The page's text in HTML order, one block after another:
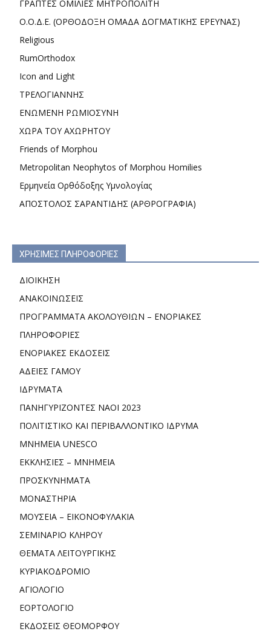
ΓΡΑΠΤΕΣ ΟΜΙΛΙΕΣ ΜΗΤΡΟΠΟΛΙΤΗ
Ο.Ο.Δ.Ε. (ΟΡΘΟΔΟΞΗ ΟΜΑΔΑ ΔΟΓΜΑΤΙΚΗΣ ΕΡΕΥΝΑΣ)
Religious
RumOrthodox
Icon and Light
ΤΡΕΛΟΓΙΑΝΝΗΣ
ΕΝΩΜΕΝΗ ΡΩΜΙΟΣΥΝΗ
ΧΩΡΑ ΤΟΥ ΑΧΩΡΗΤΟΥ
Friends of Morphou
Metropolitan Neophytos of Morphou Homilies
Ερμηνεία Ορθόδοξης Υμνολογίας
ΑΠΟΣΤΟΛΟΣ ΣΑΡΑΝΤΙΔΗΣ (ΑΡΘΡΟΓΡΑΦΙΑ)
ΧΡΗΣΙΜΕΣ ΠΛΗΡΟΦΟΡΙΕΣ
ΔΙΟΙΚΗΣΗ
ΑΝΑΚΟΙΝΩΣΕΙΣ
ΠΡΟΓΡΑΜΜΑΤΑ ΑΚΟΛΟΥΘΙΩΝ – ΕΝΟΡΙΑΚΕΣ
ΠΛΗΡΟΦΟΡΙΕΣ
ΕΝΟΡΙΑΚΕΣ ΕΚΔΟΣΕΙΣ
ΑΔΕΙΕΣ ΓΑΜΟΥ
ΙΔΡΥΜΑΤΑ
ΠΑΝΗΓΥΡΙΖΟΝΤΕΣ ΝΑΟΙ 2023
ΠΟΛΙΤΙΣΤΙΚΟ ΚΑΙ ΠΕΡΙΒΑΛΛΟΝΤΙΚΟ ΙΔΡΥΜΑ
ΜΝΗΜΕΙΑ UNESCO
ΕΚΚΛΗΣΙΕΣ – ΜΝΗΜΕΙΑ
ΠΡΟΣΚΥΝΗΜΑΤΑ
ΜΟΝΑΣΤΗΡΙΑ
ΜΟΥΣΕΙΑ – ΕΙΚΟΝΟΦΥΛΑΚΙΑ
ΣΕΜΙΝΑΡΙΟ ΚΛΗΡΟΥ
ΘΕΜΑΤΑ ΛΕΙΤΟΥΡΓΙΚΗΣ
ΚΥΡΙΑΚΟΔΡΟΜΙΟ
ΑΓΙΟΛΟΓΙΟ
ΕΟΡΤΟΛΟΓΙΟ
ΕΚΔΟΣΕΙΣ ΘΕΟΜΟΡΦΟΥ